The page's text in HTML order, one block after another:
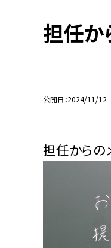
担任か
公開日 2024/11/12
担任からの